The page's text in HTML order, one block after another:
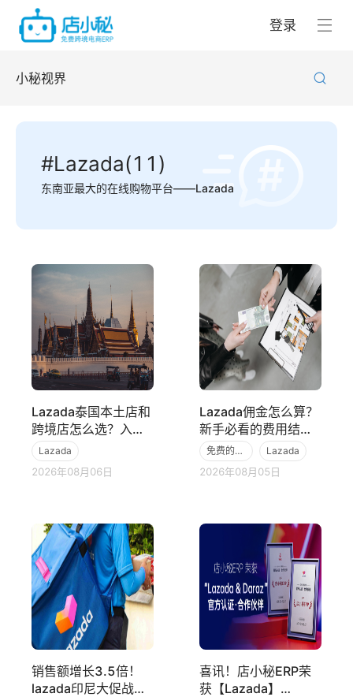
登录
小秘视界
#Lazada(11)
东南亚最大的在线购物平台——Lazada
Lazada泰国本土店和
跨境店怎么选？入
驻、物流、运营模式
对比
Lazada
2026年08月06日
Lazada佣金怎么算？
新手必看的费用结构
与定价指南
免费的跨境电商ERP Lazada
2026年08月05日
销售额增长3.5倍！
lazada印尼大促战绩
喜讯！店小秘ERP荣
获【Lazada】